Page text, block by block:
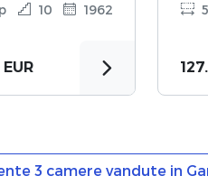
10 1962
3 camere vandute in